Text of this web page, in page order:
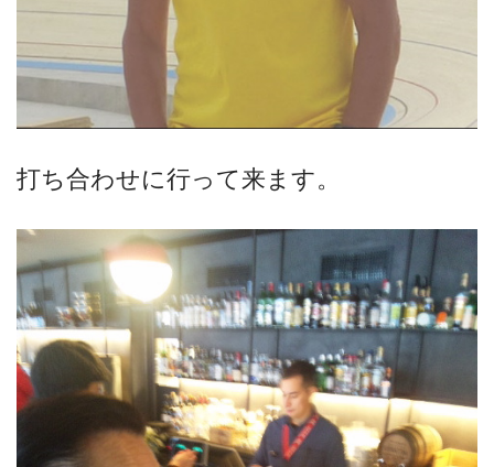
打ち合わせに行って来ます。